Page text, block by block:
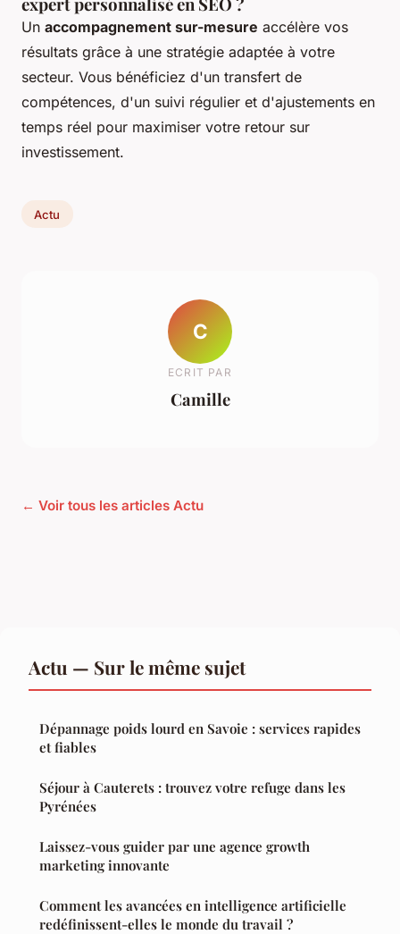
Un accompagnement sur-mesure accélère vos
résultats grâce à une stratégie adaptée à votre
secteur. Vous bénéficiez d'un transfert de
compétences, d'un suivi régulier et d'ajustements en
temps réel pour maximiser votre retour sur
investissement.
Actu
C
ECRIT PAR
Camille
← Voir tous les articles Actu
Actu — Sur le même sujet
Dépannage poids lourd en Savoie : services rapides
et fiables
Séjour à Cauterets : trouvez votre refuge dans les
Pyrénées
Laissez-vous guider par une agence growth
marketing innovante
Comment les avancées en intelligence artificielle
redéfinissent-elles le monde du travail ?